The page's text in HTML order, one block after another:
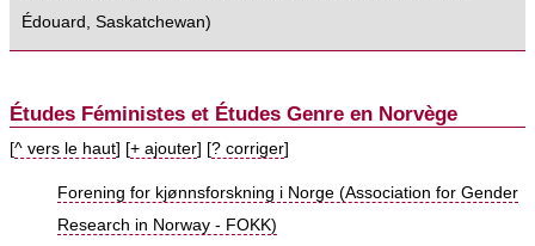
Édouard , Saskatchewan)
Études Féministes et Études Genre en Norvège
[^ vers le haut] [+ ajouter] [? corriger]
Forening for kjønnsforskning i Norge (Association for Gender
Research in Norway - FOKK)